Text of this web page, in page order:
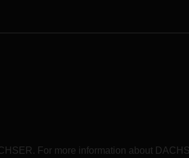
For more information about